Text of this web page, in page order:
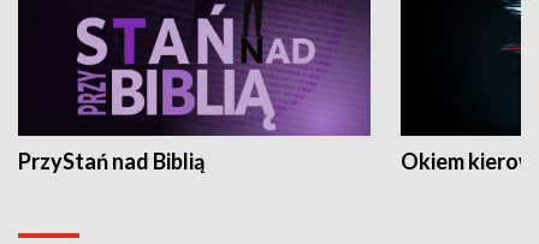
PrzyStań nad Biblią Okiem